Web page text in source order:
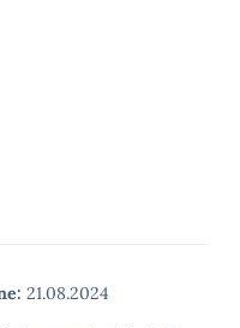
21.08.2024